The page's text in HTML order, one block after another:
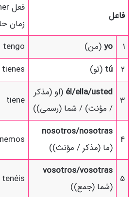
فاعل
زمان
1
yo(من) tengo
2
tú (تو) tienes
3
él/ella/usted (او (مذکر
/ مؤنث) / شما (رسمی))
tiene
4
nosotros/nosotras
(ما (مذکر / مؤنث))
5
vosotros/vosotras
(شما (جمع))
tenéis